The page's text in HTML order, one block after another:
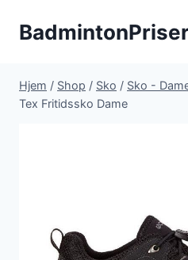
Hjem / Shop / Sko / Sko -
Tex Fritidssko Dame